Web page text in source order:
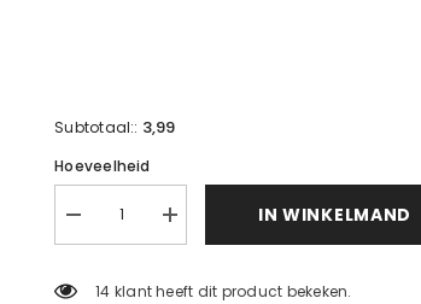
Subtotaal:: 3,99
Hoeveelheid
Verminder
de
plakken
Verhoog
de
plakjes
IN WINKELMAND
14 klant heeft dit product bekeken.